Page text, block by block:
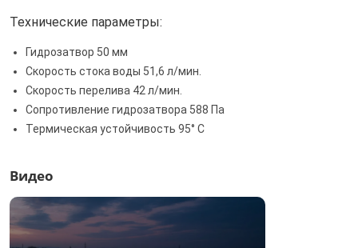
Технические параметры:
Гидрозатвор 50 мм
Скорость стока воды 51,6 л/мин.
Скорость перелива 42 л/мин.
Сопротивление гидрозатвора 588 Па
Термическая устойчивость 95° С
Видео